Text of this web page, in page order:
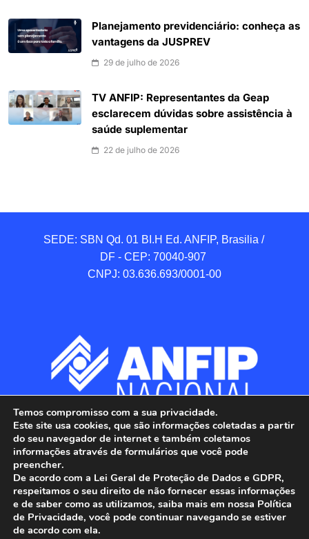
Planejamento previdenciário: conheça as
vantagens da JUSPREV
29 de julho de 2026
TV ANFIP: Representantes da Geap
esclarecem dúvidas sobre assistência à
saúde suplementar
22 de julho de 2026
SEDE: SBN Qd. 01 BI.H Ed. ANFIP, Brasilia /
DF - CEP: 70040-907
CNPJ: 03.636.693/0001-00
ANFIP - Associação Nacional dos Auditores
Fiscais da Receita Federal do Brasil.
Temos compromisso com a sua privacidade.
Este site usa cookies, que são informações coletadas a partir
do seu navegador de internet e também coletamos
informações através de formulários que você pode
preencher.
De acordo com a Lei Geral de Proteção de Dados e GDPR,
respeitamos o seu direito de não fornecer essas informações
e de saber como as utilizamos, saiba mais em nossa Política
de Privacidade, você pode continuar navegando se estiver
de acordo com ela.